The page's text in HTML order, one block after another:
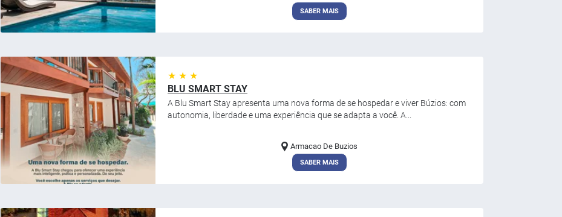
SABER MAIS
★ ★ ★
BLU SMART STAY
A Blu Smart Stay apresenta uma nova forma de se hospedar e viver Búzios: com
autonomia, liberdade e uma experiência que se adapta a você. A...
Armacao De Buzios
SABER MAIS